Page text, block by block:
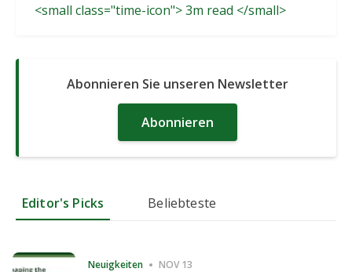
<small class="time-icon"> 3m read </small>
Abonnieren Sie unseren Newsletter
Abonnieren
Editor's Picks Beliebteste
Neuigkeiten NOV 13